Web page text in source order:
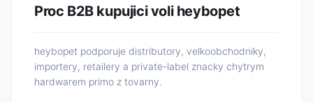
Proc B2B kupujici voli heybopet
heybopet podporuje distributory, velkoobchodniky,
importery, retailery a private-label znacky chytrym
hardwarem primo z tovarny.